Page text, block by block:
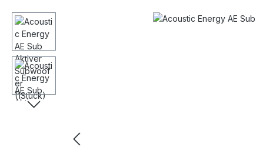
Bildergalerie überspringen